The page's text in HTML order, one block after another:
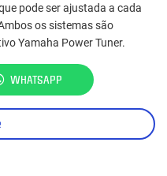
pode ser ajustada a cada
os sistemas são
Yamaha Power Tuner.
WHATSAPP